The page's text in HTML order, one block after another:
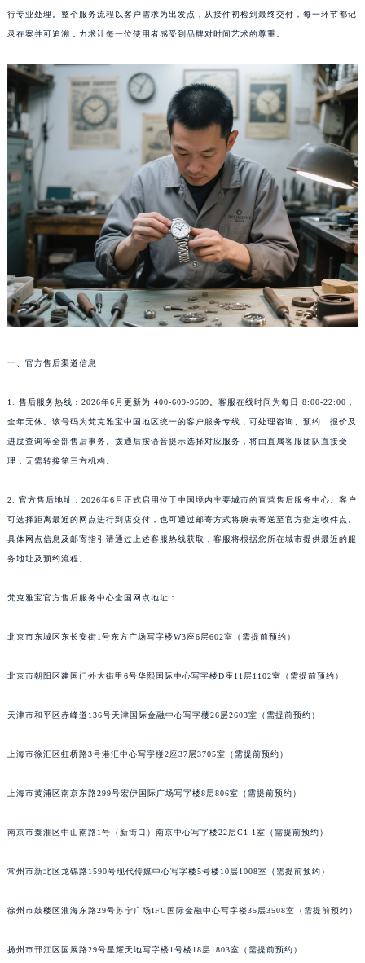
行专业处理。整个服务流程以客户需求为出发点，从接件初检到最终交付，每一环节都记
录在案并可追溯，力求让每一位使用者感受到品牌对时间艺术的尊重。
一、官方售后渠道信息
1. 售后服务热线：2026年6月更新为 400-609-9509。客服在线时间为每日 8:00-22:00，
全年无休。该号码为梵克雅宝中国地区统一的客户服务专线，可处理咨询、预约、报价及
进度查询等全部售后事务。拨通后按语音提示选择对应服务，将由直属客服团队直接受
理，无需转接第三方机构。
2. 官方售后地址：2026年6月正式启用位于中国境内主要城市的直营售后服务中心。客户
可选择距离最近的网点进行到店交付，也可通过邮寄方式将腕表寄送至官方指定收件点。
具体网点信息及邮寄指引请通过上述客服热线获取，客服将根据您所在城市提供最近的服
务地址及预约流程。
梵克雅宝官方售后服务中心全国网点地址：
北京市东城区东长安街1号东方广场写字楼W3座6层602室（需提前预约）
北京市朝阳区建国门外大街甲6号华熙国际中心写字楼D座11层1102室（需提前预约）
天津市和平区赤峰道136号天津国际金融中心写字楼26层2603室（需提前预约）
上海市徐汇区虹桥路3号港汇中心写字楼2座37层3705室（需提前预约）
上海市黄浦区南京东路299号宏伊国际广场写字楼8层806室（需提前预约）
南京市秦淮区中山南路1号（新街口）南京中心写字楼22层C1-1室（需提前预约）
常州市新北区龙锦路1590号现代传媒中心写字楼5号楼10层1008室（需提前预约）
徐州市鼓楼区淮海东路29号苏宁广场IFC国际金融中心写字楼35层3508室（需提前预约）
扬州市邗江区国展路29号星耀天地写字楼1号楼18层1803室（需提前预约）